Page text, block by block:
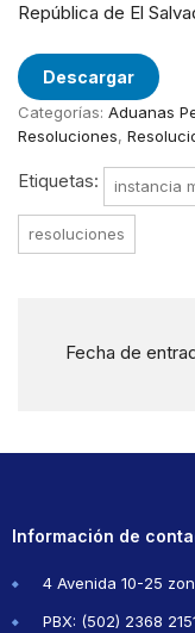
República de El
Descargar
Categorías: Aduanas
Resoluciones,
Etiquetas: instancia
resoluciones
Fecha de
Información de
4 Avenida 10-25
PBX: (502) 2368